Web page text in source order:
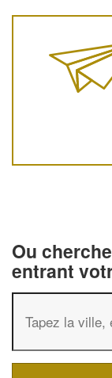
Ou
entrant